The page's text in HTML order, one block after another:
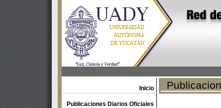
Inicio
Publicaciones Diarios Oficiales